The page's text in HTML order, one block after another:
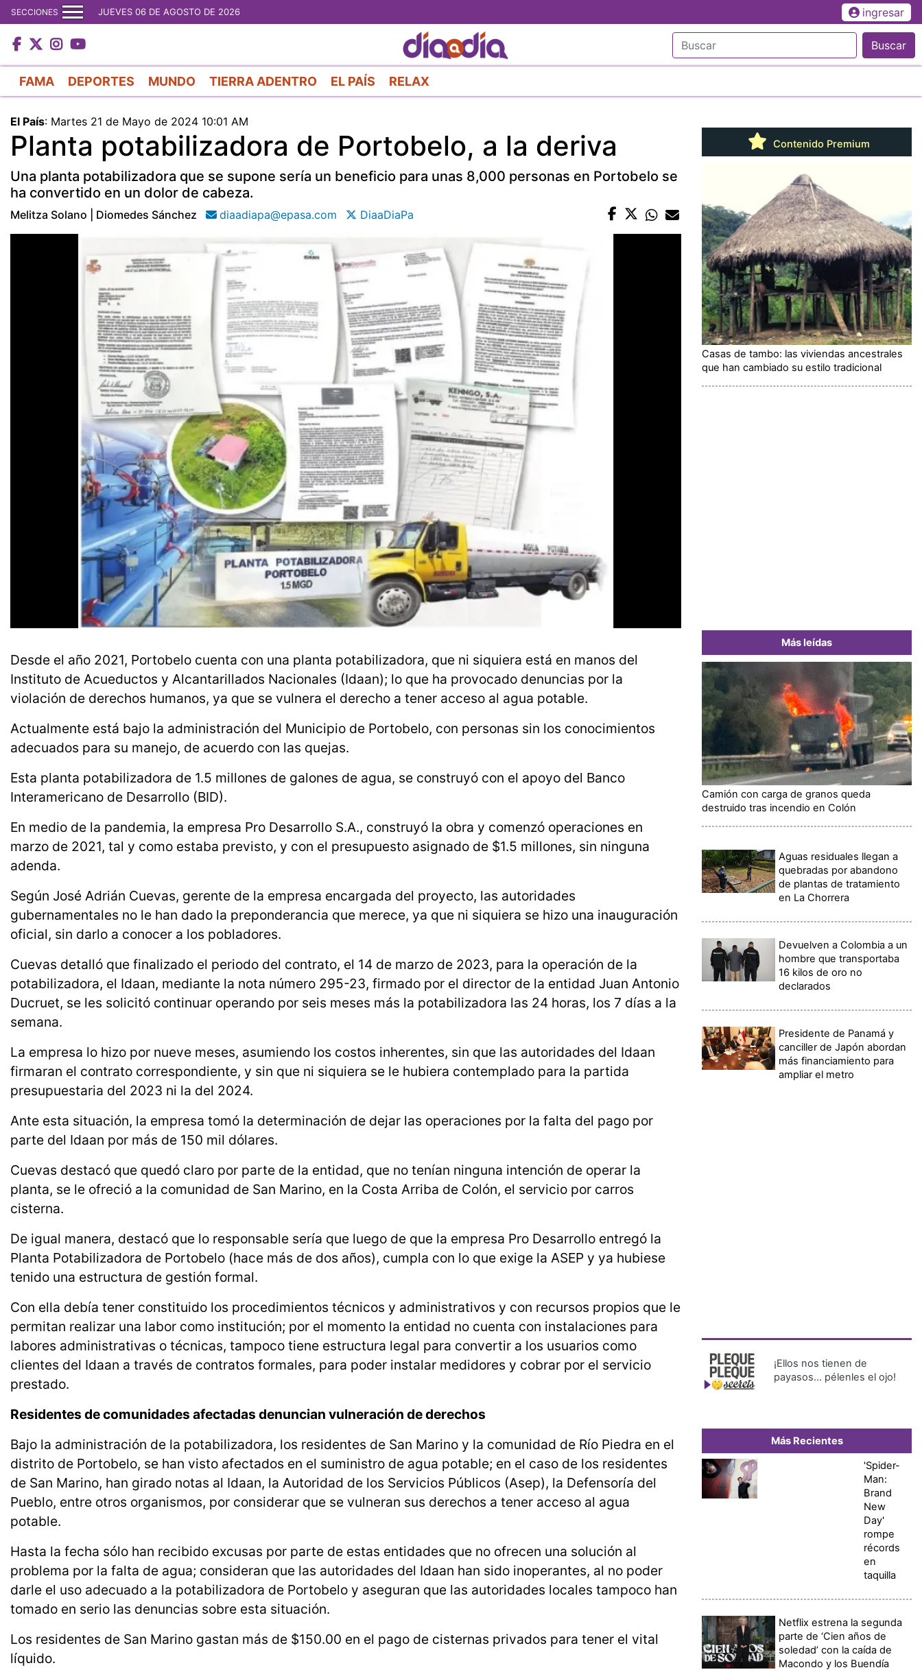
al
contenido
principal
SECCIONES JUEVES 06 DE AGOSTO DE 2026 ingresar
Buscar
FAMA DEPORTES MUNDO TIERRA ADENTRO EL PAÍS RELAX
El País: Martes 21 de Mayo de 2024 10:01 AM
Planta potabilizadora de Portobelo, a la deriva
Una planta potabilizadora que se supone sería un beneficio para unas 8,000 personas en Portobelo se
ha convertido en un dolor de cabeza.
Melitza Solano | Diomedes Sánchez diaadiapa@epasa.com DiaaDiaPa
Desde el año 2021, Portobelo cuenta con una planta potabilizadora, que ni siquiera está en manos del
Instituto de Acueductos y Alcantarillados Nacionales (Idaan); lo que ha provocado denuncias por la
violación de derechos humanos, ya que se vulnera el derecho a tener acceso al agua potable.
Actualmente está bajo la administración del Municipio de Portobelo, con personas sin los conocimientos
adecuados para su manejo, de acuerdo con las quejas.
Esta planta potabilizadora de 1.5 millones de galones de agua, se construyó con el apoyo del Banco
Interamericano de Desarrollo (BID).
En medio de la pandemia, la empresa Pro Desarrollo S.A., construyó la obra y comenzó operaciones en
marzo de 2021, tal y como estaba previsto, y con el presupuesto asignado de $1.5 millones, sin ninguna
adenda.
Según José Adrián Cuevas, gerente de la empresa encargada del proyecto, las autoridades
gubernamentales no le han dado la preponderancia que merece, ya que ni siquiera se hizo una inauguración
oficial, sin darlo a conocer a los pobladores.
Cuevas detalló que finalizado el periodo del contrato, el 14 de marzo de 2023, para la operación de la
potabilizadora, el Idaan, mediante la nota número 295-23, firmado por el director de la entidad Juan Antonio
Ducruet, se les solicitó continuar operando por seis meses más la potabilizadora las 24 horas, los 7 días a la
semana.
La empresa lo hizo por nueve meses, asumiendo los costos inherentes, sin que las autoridades del Idaan
firmaran el contrato correspondiente, y sin que ni siquiera se le hubiera contemplado para la partida
presupuestaria del 2023 ni la del 2024.
Ante esta situación, la empresa tomó la determinación de dejar las operaciones por la falta del pago por
parte del Idaan por más de 150 mil dólares.
Cuevas destacó que quedó claro por parte de la entidad, que no tenían ninguna intención de operar la
planta, se le ofreció a la comunidad de San Marino, en la Costa Arriba de Colón, el servicio por carros
cisterna.
De igual manera, destacó que lo responsable sería que luego de que la empresa Pro Desarrollo entregó la
Planta Potabilizadora de Portobelo (hace más de dos años), cumpla con lo que exige la ASEP y ya hubiese
tenido una estructura de gestión formal.
Con ella debía tener constituido los procedimientos técnicos y administrativos y con recursos propios que le
permitan realizar una labor como institución; por el momento la entidad no cuenta con instalaciones para
labores administrativas o técnicas, tampoco tiene estructura legal para convertir a los usuarios como
clientes del Idaan a través de contratos formales, para poder instalar medidores y cobrar por el servicio
prestado.
Residentes de comunidades afectadas denuncian vulneración de derechos
Bajo la administración de la potabilizadora, los residentes de San Marino y la comunidad de Río Piedra en el
distrito de Portobelo, se han visto afectados en el suministro de agua potable; en el caso de los residentes
de San Marino, han girado notas al Idaan, la Autoridad de los Servicios Públicos (Asep), la Defensoría del
Pueblo, entre otros organismos, por considerar que se vulneran sus derechos a tener acceso al agua
potable.
Hasta la fecha sólo han recibido excusas por parte de estas entidades que no ofrecen una solución al
problema por la falta de agua; consideran que las autoridades del Idaan han sido inoperantes, al no poder
darle el uso adecuado a la potabilizadora de Portobelo y aseguran que las autoridades locales tampoco han
tomado en serio las denuncias sobre esta situación.
Los residentes de San Marino gastan más de $150.00 en el pago de cisternas privados para tener el vital
líquido.
Contenido Premium
Casas de tambo: las viviendas ancestrales
que han cambiado su estilo tradicional
Más leídas
Camión con carga de granos queda
destruido tras incendio en Colón
Aguas residuales llegan a
quebradas por abandono
de plantas de tratamiento
en La Chorrera
Devuelven a Colombia a un
hombre que transportaba
16 kilos de oro no
declarados
Presidente de Panamá y
canciller de Japón abordan
más financiamiento para
ampliar el metro
¡Ellos nos tienen de
payasos… pélenles el ojo!
Más Recientes
'Spider-
Man:
Brand
New
Day'
rompe
récords
en
taquilla
Netflix estrena la segunda
parte de ‘Cien años de
soledad’ con la caída de
Macondo y los Buendía